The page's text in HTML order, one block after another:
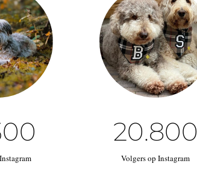
Volgers op Instagram
20.800